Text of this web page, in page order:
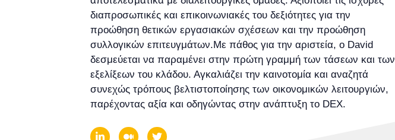
διαπροσωπικές και επικοινωνιακές του δεξιότητες για την
προώθηση θετικών εργασιακών σχέσεων και την προώθηση
συλλογικών επιτευγμάτων.Με πάθος για την αριστεία, ο David
δεσμεύεται να παραμένει στην πρώτη γραμμή των τάσεων και των
εξελίξεων του κλάδου. Αγκαλιάζει την καινοτομία και αναζητά
συνεχώς τρόπους βελτιστοποίησης των οικονομικών λειτουργιών,
παρέχοντας αξία και οδηγώντας στην ανάπτυξη το DEX.